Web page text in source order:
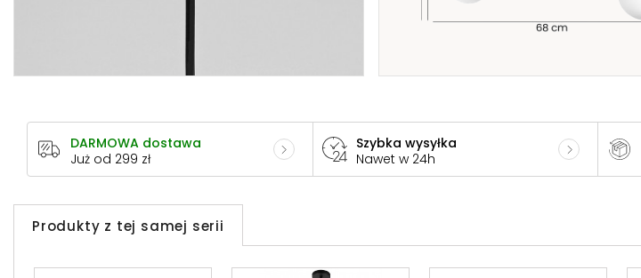
DARMOWA dostawa
Już od 299 zł
Szybka wysyłka
Nawet w 24h
Produkty z tej samej serii